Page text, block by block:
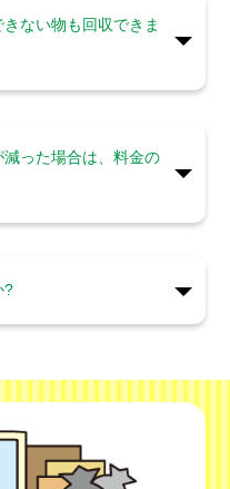
ない物も回収できま
った場合は、料金の
?